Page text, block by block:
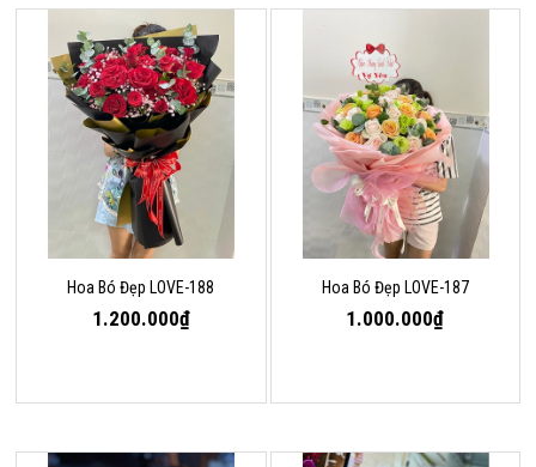
Hoa Bó Đẹp LOVE-188
1.200.000₫
Hoa Bó Đẹp LOVE-187
1.000.000₫